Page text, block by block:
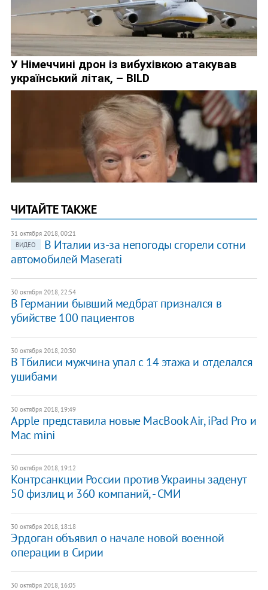
ЧИТАЙТЕ ТАКЖЕ
31 октября 2018, 00:21
ВИДЕО
В Италии из-за непогоды сгорели сотни
автомобилей Maserati
30 октября 2018, 22:54
В Германии бывший медбрат признался в
убийстве 100 пациентов
30 октября 2018, 20:30
В Тбилиси мужчина упал с 14 этажа и отделался
ушибами
30 октября 2018, 19:49
Apple представила новые MacBook Air, iPad Pro и
Mac mini
30 октября 2018, 19:12
Контрсанкции России против Украины заденут
50 физлиц и 360 компаний, - СМИ
30 октября 2018, 18:18
Эрдоган объявил о начале новой военной
операции в Сирии
30 октября 2018, 16:05